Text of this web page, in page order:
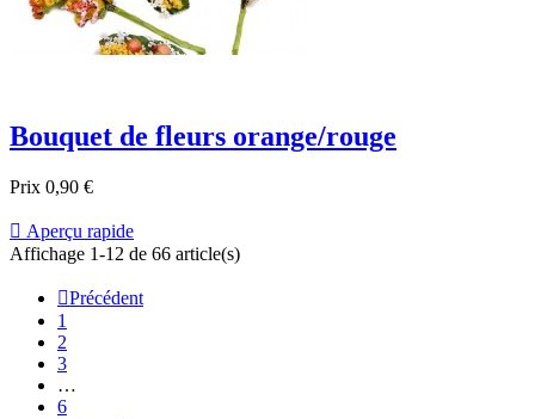
Bouquet de fleurs orange/rouge
Prix 0,90 €
 Aperçu rapide
Affichage 1-12 de 66 article(s)
Précédent
1
2
3
…
6